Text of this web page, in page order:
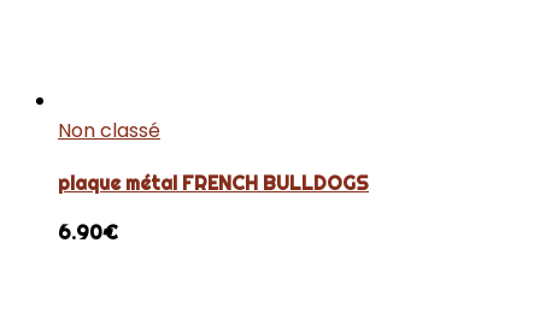
Non classé
plaque métal FRENCH BULLDOGS
6.90€